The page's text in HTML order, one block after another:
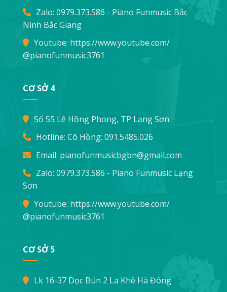
Zalo: 0979.373.586 - Piano Funmusic Bắc
Ninh Bắc Giang
Youtube: https://www.youtube.com/
@pianofunmusic3761
CƠ SỞ 4
Số 55 Lê Hồng Phong, TP Lạng Sơn.
Hotline: Cô Hồng: 091.5485.026
Email: pianofunmusicbgbn@gmail.com
Zalo: 0979.373.586 - Piano Funmusic Lạng
Sơn
Youtube: https://www.youtube.com/
@pianofunmusic3761
CƠ SỞ 5
Lk 16-37 Dọc Bún 2 La Khê Hà Đông